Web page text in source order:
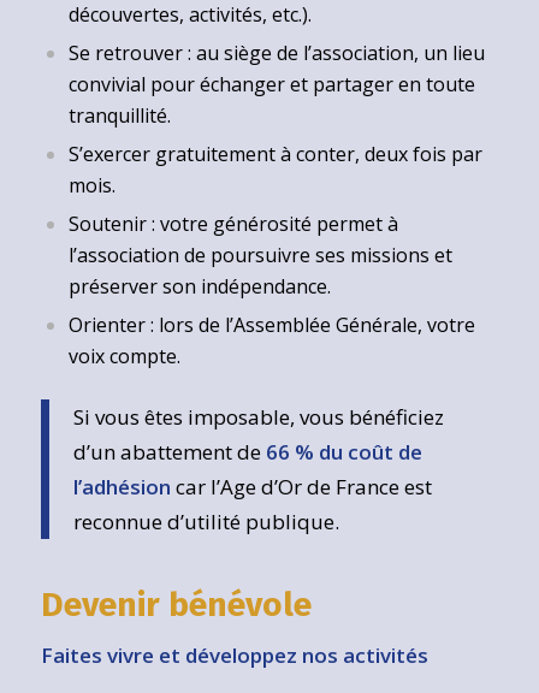
découvertes, activités, etc.).
Se retrouver : au siège de l’association, un lieu
convivial pour échanger et partager en toute
tranquillité.
S’exercer gratuitement à conter, deux fois par
mois.
Soutenir : votre générosité permet à
l’association de poursuivre ses missions et
préserver son indépendance.
Orienter : lors de l’Assemblée Générale, votre
voix compte.
Si vous êtes imposable, vous bénéficiez
d’un abattement de 66 % du coût de
l’adhésion car l’Age d’Or de France est
reconnue d’utilité publique.
Devenir bénévole
Faites vivre et développez nos activités